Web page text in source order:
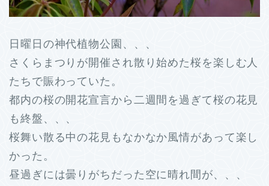
日曜日の神代植物公園、、、
さくらまつりが開催され散り始めた桜を楽しむ人
たちで賑わっていた。
都内の桜の開花宣言から二週間を過ぎて桜の花見
も終盤、、、
桜舞い散る中の花見もなかなか風情があって楽し
かった。
昼過ぎには曇りがちだった空に晴れ間が、、、